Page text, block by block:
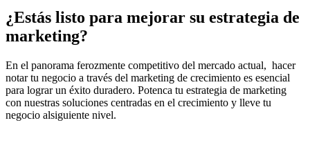
¿Estás listo para mejorar su estrategia de
marketing?
En el panorama ferozmente competitivo del mercado actual, hacer
notar tu negocio a través del marketing de crecimiento es esencial
para lograr un éxito duradero. Potenca tu estrategia de marketing
con nuestras soluciones centradas en el crecimiento y lleve tu
negocio alsiguiente nivel.